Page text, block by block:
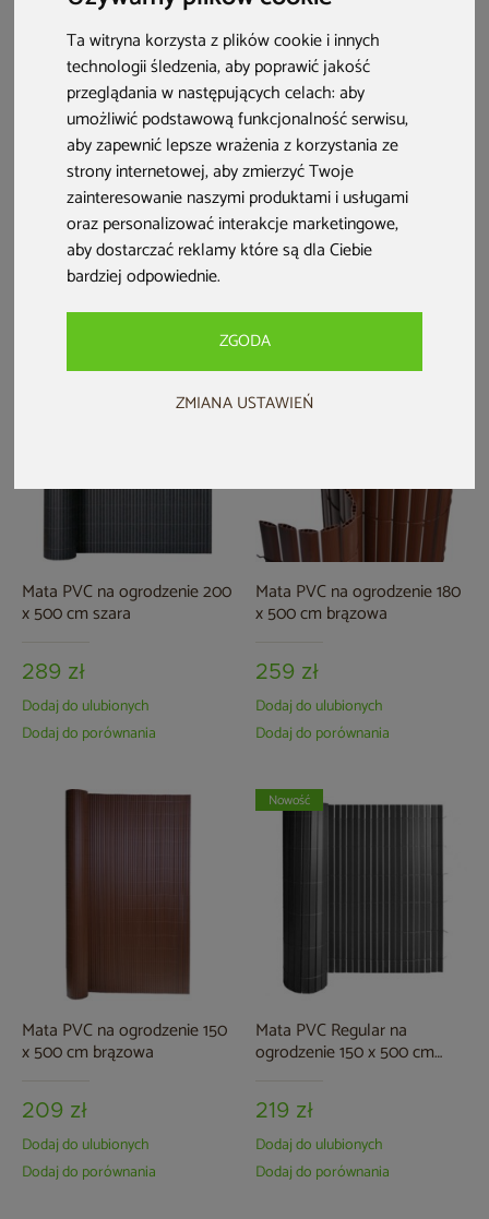
Ta witryna korzysta z plików cookie i innych
technologii śledzenia, aby poprawić jakość
przeglądania w następujących celach:aby
umożliwić podstawową funkcjonalność serwisu,
aby zapewnić lepsze wrażenia z korzystania ze
strony internetowej,aby zmierzyć Twoje
zainteresowanie naszymi produktami i usługami
oraz personalizować interakcje marketingowe,
aby dostarczać reklamy które są dla Ciebie
bardziej odpowiednie.
ZGODA
ZMIANA USTAWIEŃ
Mata PVC na ogrodzenie 150
x 500 cm szara
209 zł
Dodaj do ulubionych
Mata PVC na ogrodzenie 180
x 500 cm szara
259 zł
Dodaj do ulubionych
Mata PVC na ogrodzenie 200
x 500 cm szara
289 zł
Dodaj do ulubionych
Dodaj do porównania
Mata PVC na ogrodzenie 180
x 500 cm brązowa
259 zł
Dodaj do ulubionych
Dodaj do porównania
Mata PVC na ogrodzenie 150
x 500 cm brązowa
209 zł
Dodaj do ulubionych
Dodaj do porównania
Mata PVC Regular na
ogrodzenie 150 x 500 cm
219 zł
Nowość
Dodaj do ulubionych
Dodaj do porównania